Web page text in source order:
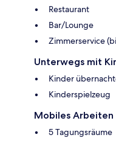
Restaurant
Bar/Lounge
Zimmerservice
Unterwegs mit
Kinder
Kinderspielzeug
Mobiles Arbeiten
5 Tagungsräume